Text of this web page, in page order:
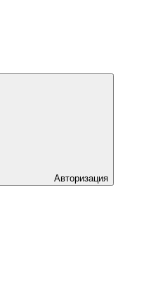
Авторизация